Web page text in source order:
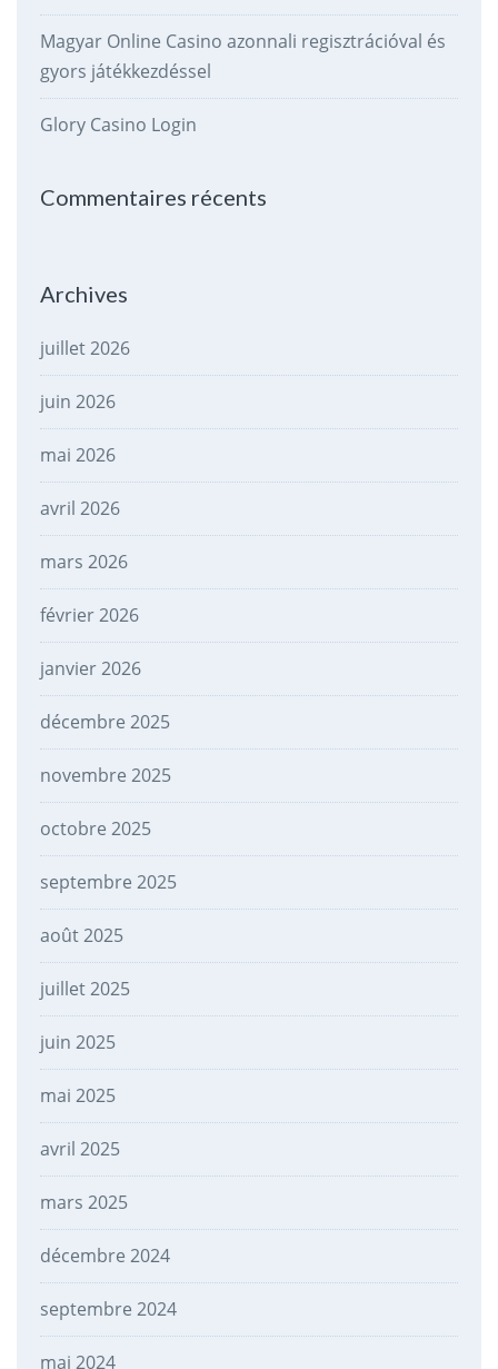
Magyar Online Casino azonnali regisztrációval és
gyors játékkezdéssel
Glory Casino Login
Commentaires récents
Archives
juillet 2026
juin 2026
mai 2026
avril 2026
mars 2026
février 2026
janvier 2026
décembre 2025
novembre 2025
octobre 2025
septembre 2025
août 2025
juillet 2025
juin 2025
mai 2025
avril 2025
mars 2025
décembre 2024
septembre 2024
mai 2024